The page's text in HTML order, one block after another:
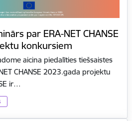
par ERA-NET CHANSE
konkursiem
aicina piedalīties tiešsaistes
CHANSE 2023.gada projektu
ir…